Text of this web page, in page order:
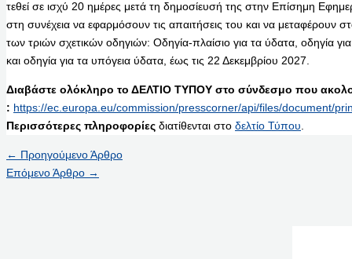
τεθεί σε ισχύ 20 ημέρες μετά τη δημοσίευσή της στην Επίσημη
στη συνέχεια να εφαρμόσουν τις απαιτήσεις του και να μεταφέρουν
των τριών σχετικών οδηγιών: Οδηγία-πλαίσιο για τα ύδατα, οδηγία
και οδηγία για τα υπόγεια ύδατα, έως τις 22 Δεκεμβρίου 2027.
Διαβάστε ολόκληρο το ΔΕΛΤΙΟ ΤΥΠΟΥ στο σύνδεσμο που
: https://ec.europa.eu/commission/presscorner/api/files/document/
Περισσότερες πληροφορίες διατίθενται στο δελτίο Τύπου
← Προηγούμενο Άρθρο
Επόμενο Άρθρο →